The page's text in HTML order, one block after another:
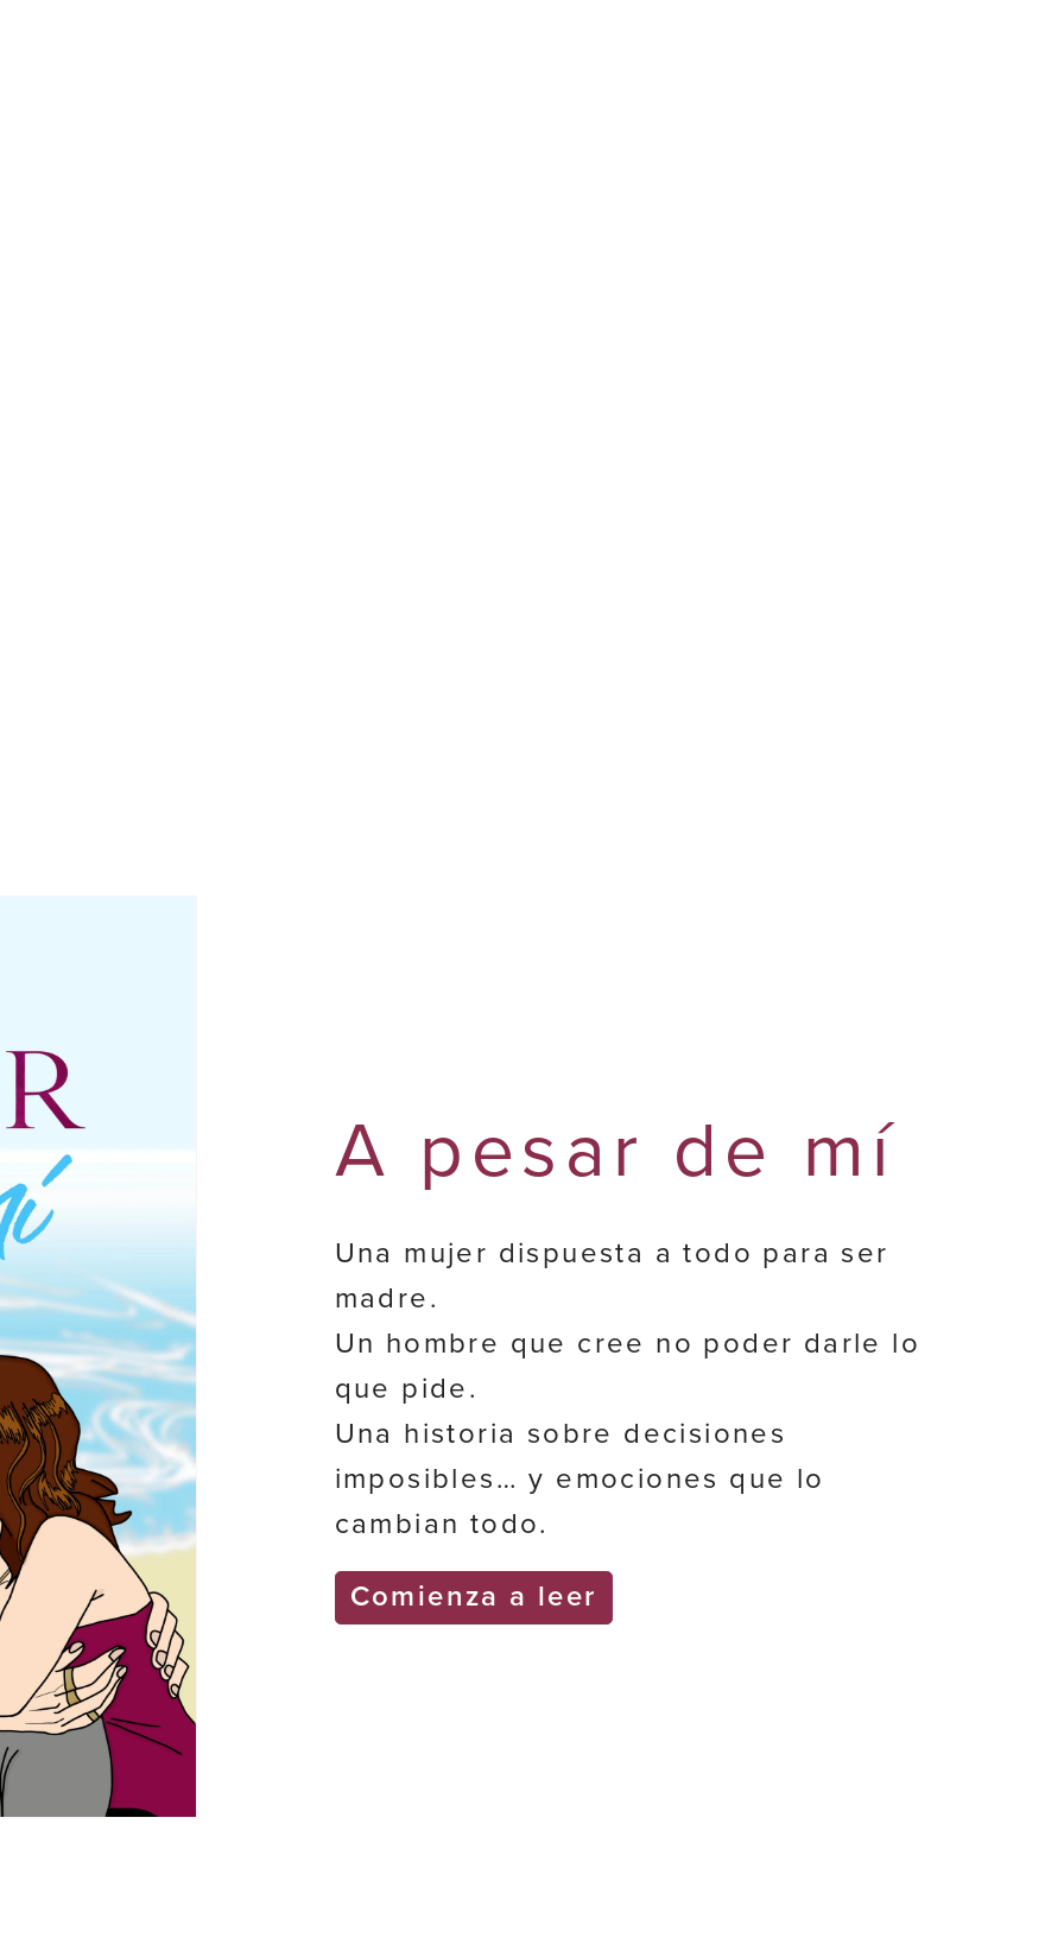
A pesar de mí
Una mujer dispuesta a todo para ser
madre.
Un hombre que cree no poder darle lo
que pide.
Una historia sobre decisiones
imposibles… y emociones que lo
cambian todo.
Comienza a leer